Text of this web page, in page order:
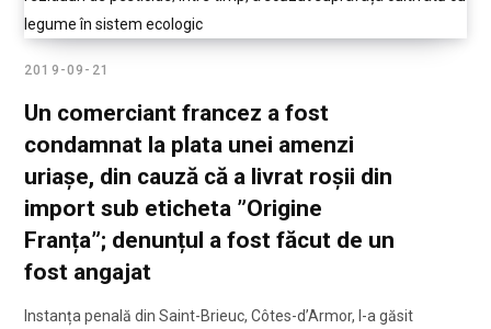
2019-09-21
Un comerciant francez a fost
condamnat la plata unei amenzi
uriașe, din cauză că a livrat roșii din
import sub eticheta ”Origine
Franța”; denunțul a fost făcut de un
fost angajat
Instanța penală din Saint-Brieuc, Côtes-d’Armor, l-a găsit